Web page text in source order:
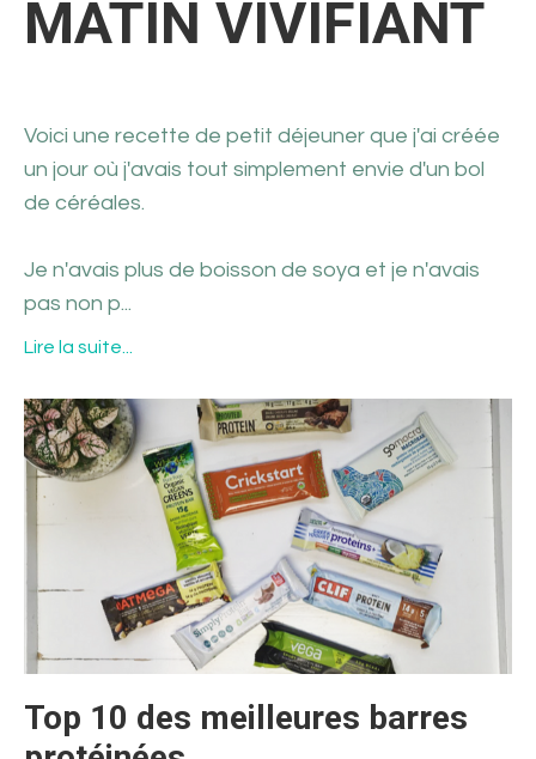
MATIN VIVIFIANT
Voici une recette de petit déjeuner que j'ai créée
un jour où j'avais tout simplement envie d'un bol
de céréales.
Je n'avais plus de boisson de soya et je n'avais
pas non p...
Lire la suite...
Top 10 des meilleures barres